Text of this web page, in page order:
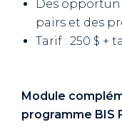
Des
pairs et des
Tarif : 250 $ +
Module
programme BIS